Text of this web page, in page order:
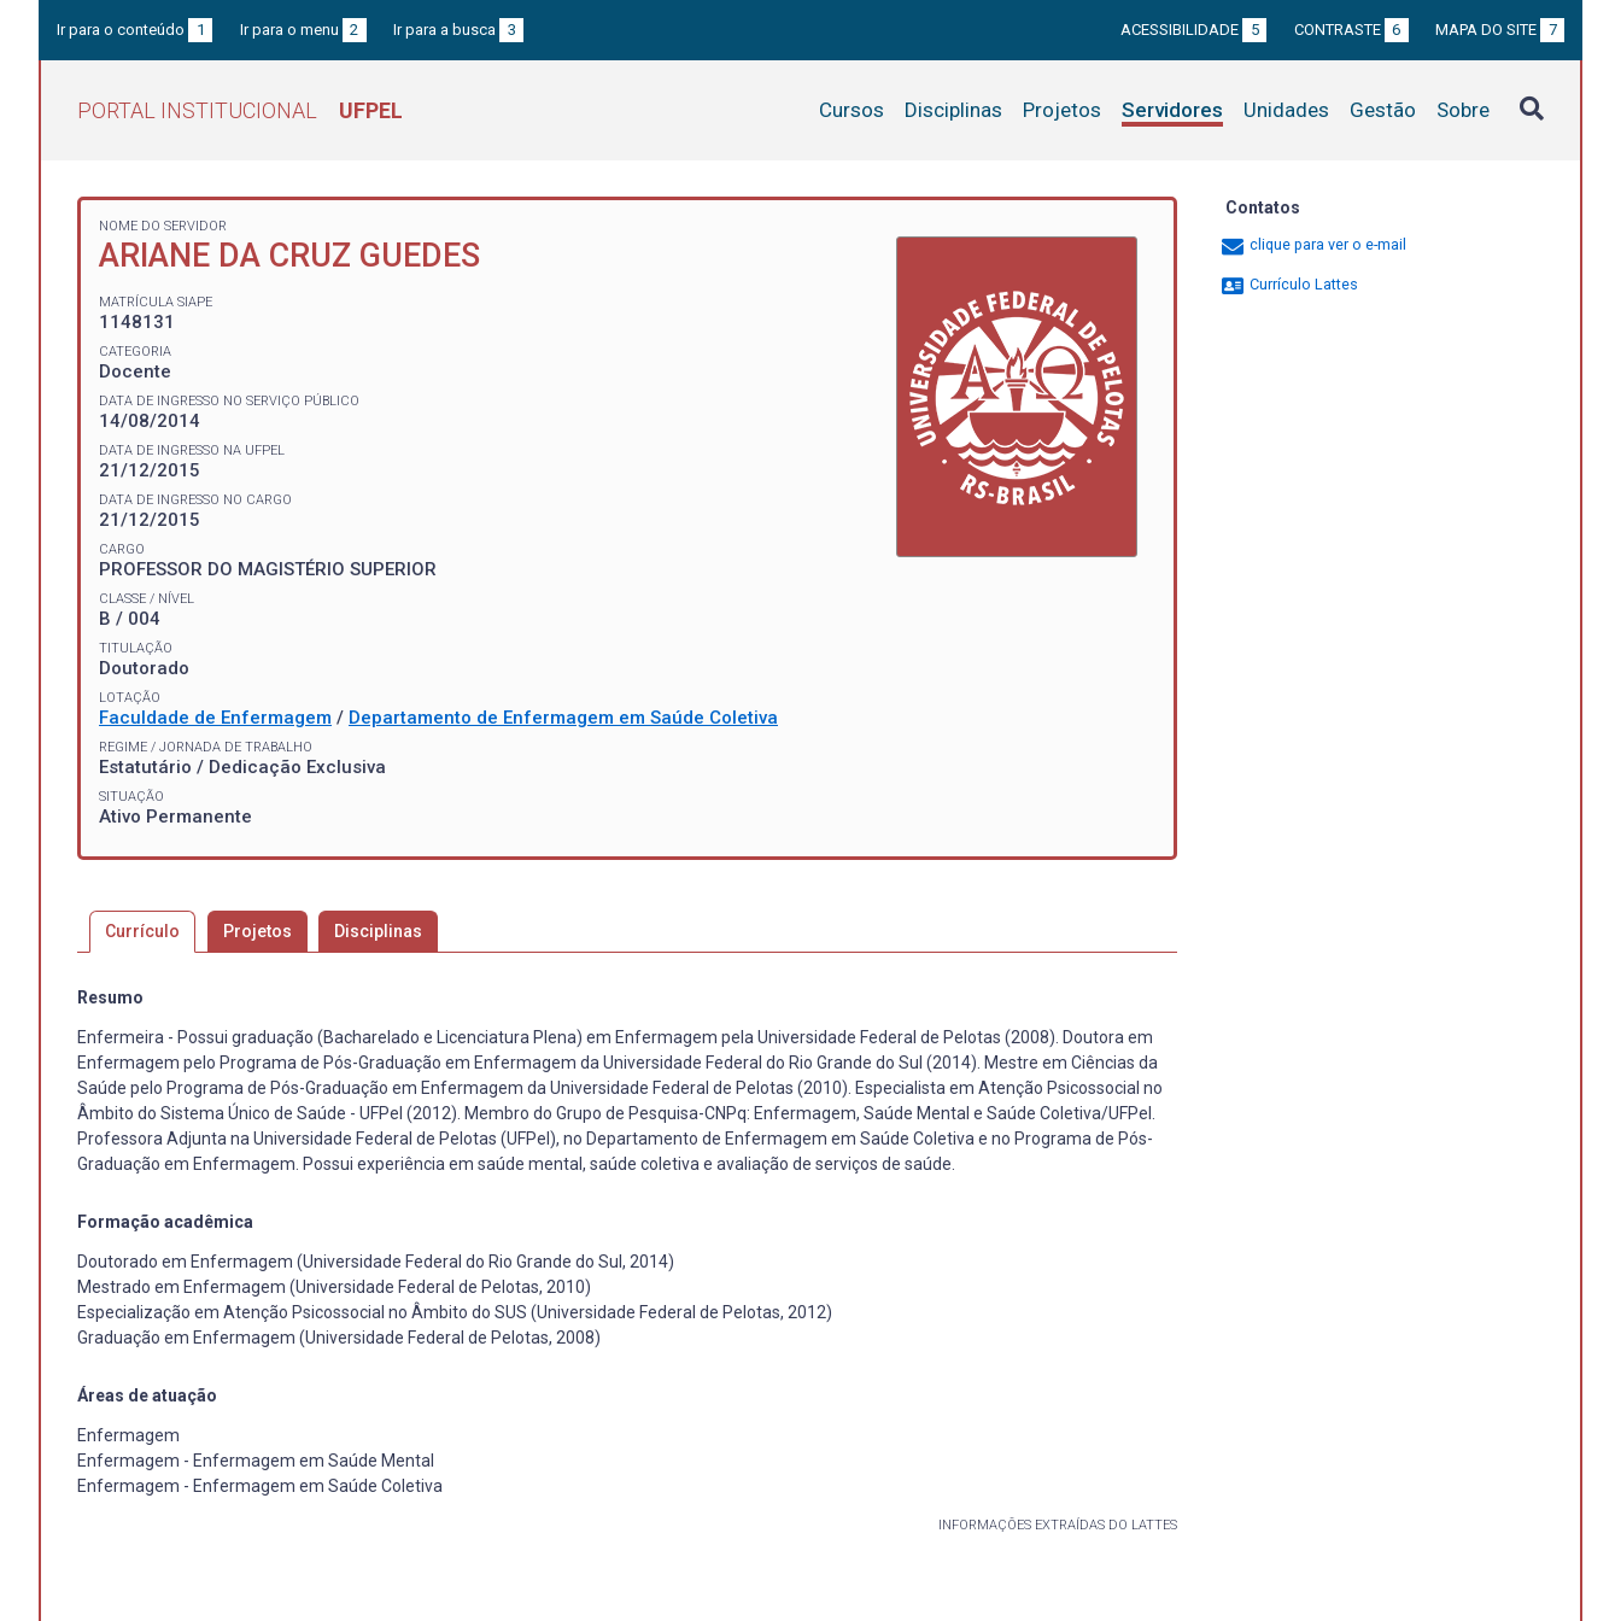
Ir para o conteúdo 1 Ir para o menu 2 Ir para a busca 3 ACESSIBILIDADE 5 CONTRASTE 6 MAPA DO SITE 7
PORTAL INSTITUCIONAL UFPEL Cursos Disciplinas Projetos Servidores Unidades Gestão Sobre
NOME DO SERVIDOR
ARIANE DA CRUZ GUEDES
MATRÍCULA SIAPE
1148131
CATEGORIA
Docente
DATA DE INGRESSO NO SERVIÇO PÚBLICO
14/08/2014
DATA DE INGRESSO NA UFPEL
21/12/2015
DATA DE INGRESSO NO CARGO
21/12/2015
CARGO
PROFESSOR DO MAGISTÉRIO SUPERIOR
CLASSE / NÍVEL
B / 004
TITULAÇÃO
Doutorado
LOTAÇÃO
Faculdade de Enfermagem / Departamento de Enfermagem em Saúde Coletiva
REGIME / JORNADA DE TRABALHO
Estatutário / Dedicação Exclusiva
SITUAÇÃO
Ativo Permanente
Currículo Projetos Disciplinas
Resumo
Enfermeira - Possui graduação (Bacharelado e Licenciatura Plena) em Enfermagem pela Universidade Federal de Pelotas (2008). Doutora em
Enfermagem pelo Programa de Pós-Graduação em Enfermagem da Universidade Federal do Rio Grande do Sul (2014). Mestre em Ciências da
Saúde pelo Programa de Pós-Graduação em Enfermagem da Universidade Federal de Pelotas (2010). Especialista em Atenção Psicossocial no
Âmbito do Sistema Único de Saúde - UFPel (2012). Membro do Grupo de Pesquisa-CNPq: Enfermagem, Saúde Mental e Saúde Coletiva/UFPel.
Professora Adjunta na Universidade Federal de Pelotas (UFPel), no Departamento de Enfermagem em Saúde Coletiva e no Programa de Pós-
Graduação em Enfermagem. Possui experiência em saúde mental, saúde coletiva e avaliação de serviços de saúde.
Formação acadêmica
Doutorado em Enfermagem (Universidade Federal do Rio Grande do Sul, 2014)
Mestrado em Enfermagem (Universidade Federal de Pelotas, 2010)
Especialização em Atenção Psicossocial no Âmbito do SUS (Universidade Federal de Pelotas, 2012)
Graduação em Enfermagem (Universidade Federal de Pelotas, 2008)
Áreas de atuação
Enfermagem
Enfermagem - Enfermagem em Saúde Mental
Enfermagem - Enfermagem em Saúde Coletiva
INFORMAÇÕES EXTRAÍDAS DO LATTES
Contatos
clique para ver o e-mail
Currículo Lattes